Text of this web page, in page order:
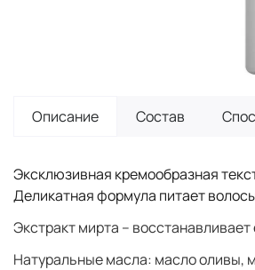
Описание Состав
Эксклюзивная кремообразная
Деликатная формула питает
Экстракт мирта –
Натуральные масла: масло оливы,